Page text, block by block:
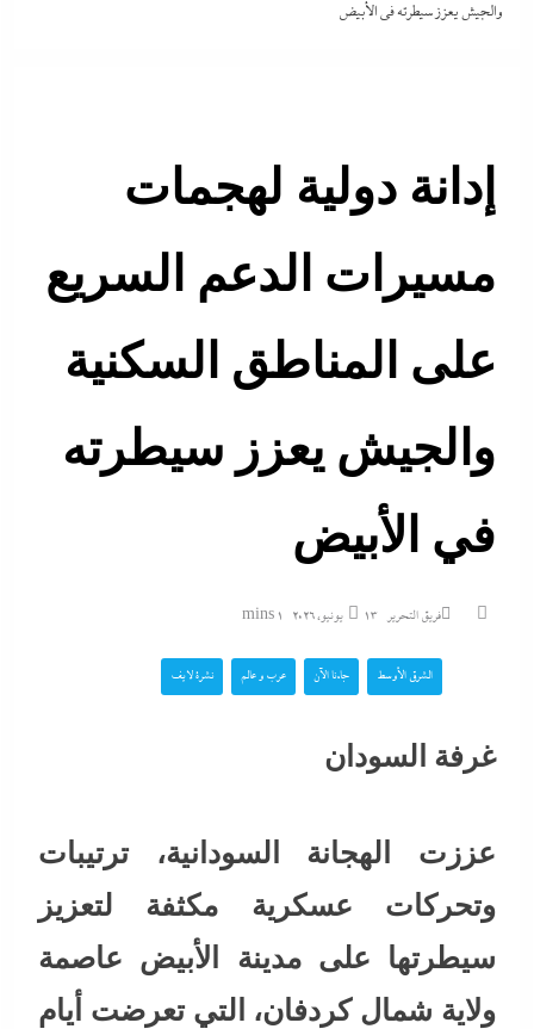
والجيش يعزز سيطرته في الأبيض
إدانة دولية لهجمات
مسيرات الدعم السريع
على المناطق السكنية
والجيش يعزز سيطرته
في الأبيض
فريق التحرير 13 يونيو، 2026 1 mins
الشرق الأوسط جاءنا الآن عرب و عالم نشرة لايف
غرفة السودان
عززت الهجانة السودانية، ترتيبات
وتحركات عسكرية مكثفة لتعزيز
سيطرتها على مدينة الأبيض عاصمة
ولاية شمال كردفان، التي تعرضت أيام